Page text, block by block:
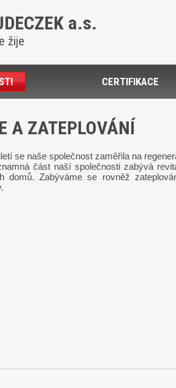
a.s.
žije
CERTIFIKACE
A ZATEPLOVÁNÍ
se naše společnost zaměřila na
část naší společnosti zabývá
domů. Zabýváme se rovněž